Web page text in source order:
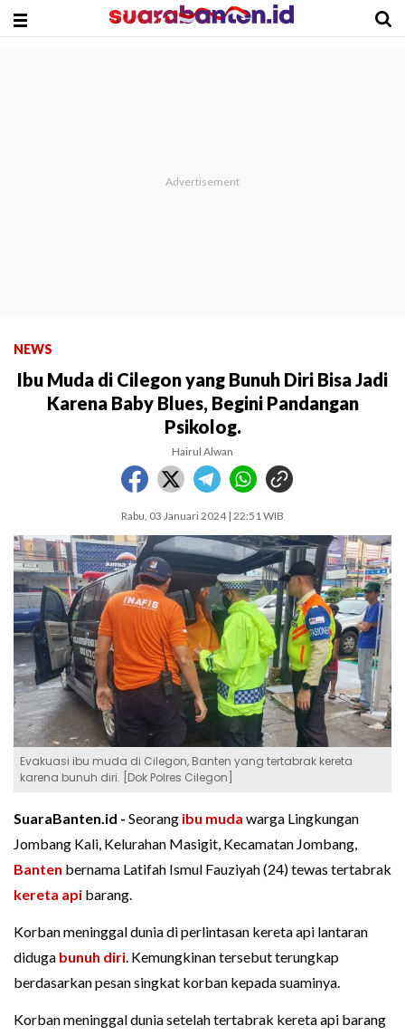
NEWS
Ibu Muda di Cilegon yang Bunuh Diri Bisa Jadi
Karena Baby Blues, Begini Pandangan
Psikolog.
Hairul Alwan
Rabu, 03 Januari 2024 | 22:51 WIB
Evakuasi ibu muda di Cilegon, Banten yang tertabrak kereta
karena bunuh diri. [Dok Polres Cilegon]
SuaraBanten.id - Seorang ibu muda warga Lingkungan
Jombang Kali, Kelurahan Masigit, Kecamatan Jombang,
Banten bernama Latifah Ismul Fauziyah (24) tewas tertabrak
kereta api barang.
Korban meninggal dunia di perlintasan kereta api lantaran
diduga bunuh diri. Kemungkinan tersebut terungkap
berdasarkan pesan singkat korban kepada suaminya.
Korban meninggal dunia setelah tertabrak kereta api barang